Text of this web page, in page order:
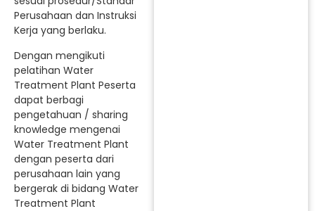
Perusahaan dan Instruksi
Kerja yang berlaku.
Dengan mengikuti
pelatihan Water
Treatment Plant Peserta
dapat berbagi
pengetahuan / sharing
knowledge mengenai
Water Treatment Plant
dengan peserta dari
perusahaan lain yang
bergerak di bidang Water
Treatment Plant